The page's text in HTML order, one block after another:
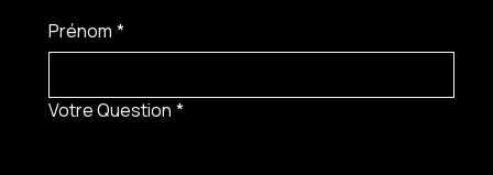
Prénom *
Votre Question *